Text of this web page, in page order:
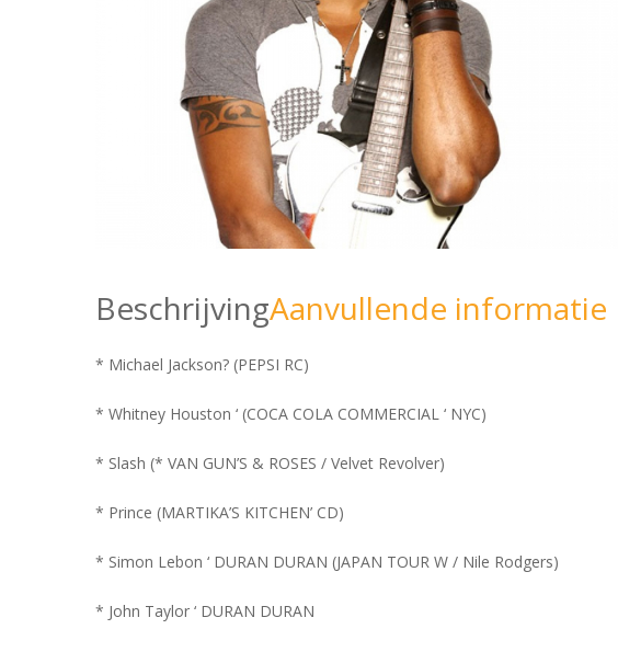
BeschrijvingAanvullende informatie
* Michael Jackson? (PEPSI RC)
* Whitney Houston ‘ (COCA COLA COMMERCIAL ‘ NYC)
* Slash (* VAN GUN’S & ROSES / Velvet Revolver)
* Prince (MARTIKA’S KITCHEN’ CD)
* Simon Lebon ‘ DURAN DURAN (JAPAN TOUR W / Nile Rodgers)
* John Taylor ‘ DURAN DURAN